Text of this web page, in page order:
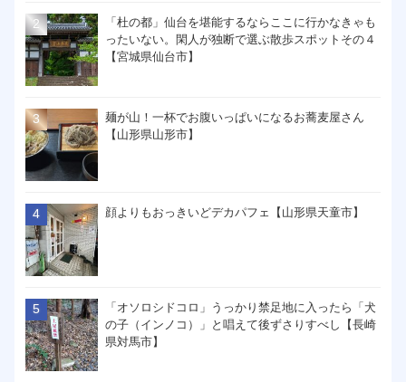
「杜の都」仙台を堪能するならここに行かなきゃも
ったいない。閑人が独断で選ぶ散歩スポットその４
【宮城県仙台市】
麺が山！一杯でお腹いっぱいになるお蕎麦屋さん
【山形県山形市】
顔よりもおっきいどデカパフェ【山形県天童市】
「オソロシドコロ」うっかり禁足地に入ったら「犬
の子（インノコ）」と唱えて後ずさりすべし【長崎
県対馬市】